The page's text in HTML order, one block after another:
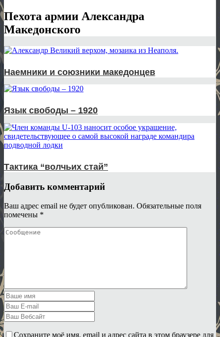
Пехота армии Александра
Македонского
Наемники и союзники македонцев
Язык свободы – 1920
Тактика “волчьих стай”
Добавить комментарий
Ваш адрес email не будет опубликован. Обязательные поля
помечены *
Сохраните моё имя, email и адрес сайта в этом браузере для